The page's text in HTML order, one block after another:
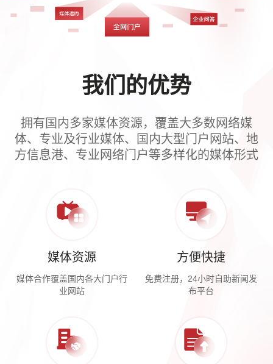
我们的优势
拥有国内多家媒体资源，覆盖大多数网络媒
体、专业及行业媒体、国内大型门户网站、地
方信息港、专业网络门户等多样化的媒体形式
媒体资源
媒体合作覆盖国内各大门户行
业网站
方便快捷
免费注册，24小时自助新闻发
布平台